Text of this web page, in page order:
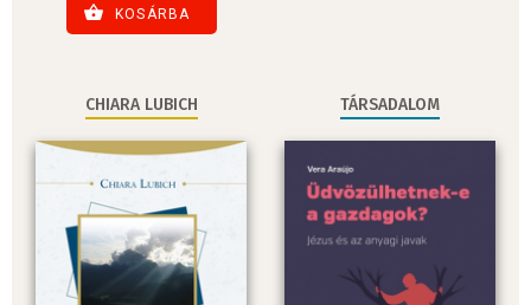
KOSÁRBA
CHIARA LUBICH TÁRSADALOM